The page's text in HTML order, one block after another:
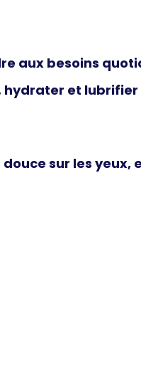
aux besoins
hydrater et lubrifier
sur les yeux,